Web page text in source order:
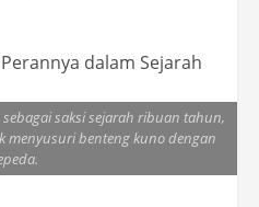
sebagai saksi sejarah ribuan tahun,
menyusuri benteng kuno dengan